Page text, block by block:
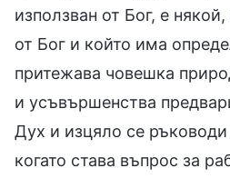
използван от Бог, е
от Бог и който има
притежава човешка
и усъвършенства
Дух и изцяло се
когато става въпрос за